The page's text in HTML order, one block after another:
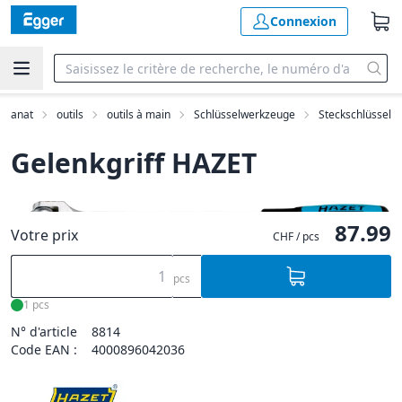
Connexion
outils outils à main Schlüsselwerkzeuge Steckschlüssel
Gelenkgriff HAZET
Votre prix CHF / pcs 87.99
pcs
1 pcs
N° d'article
8814
Code EAN :
4000896042036